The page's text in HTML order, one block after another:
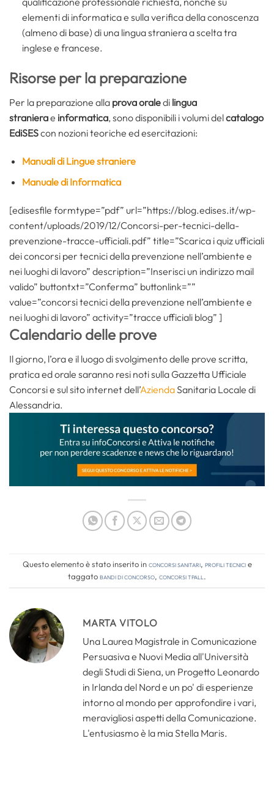
elementi di informatica e sulla verifica della conoscenza
(almeno di base) di una lingua straniera a scelta tra
inglese e francese.
Risorse per la preparazione
Per la preparazione alla prova oraledi lingua
stranierae informatica, sono disponibili i volumi delcatalogo
EdiSEScon nozioni teoriche ed esercitazioni:
Manuali di Lingue straniere
Manuale di Informatica
[edisesfile formtype=”pdf” url=”https://blog.edises.it/wp-
content/uploads/2019/12/Concorsi-per-tecnici-della-
prevenzione-tracce-ufficiali.pdf” title=”Scarica i quiz ufficiali
dei concorsi per tecnici della prevenzione nell’ambiente e
nei luoghi di lavoro” description=”Inserisci un indirizzo mail
valido” buttontxt=”Conferma” buttonlink=””
value=”concorsi tecnici della prevenzione nell’ambiente e
nei luoghi di lavoro” activity=”tracce ufficiali blog” ]
Calendario delle prove
Il giorno, l’ora e il luogo di svolgimento delle prove scritta,
pratica ed orale saranno resi noti sulla Gazzetta Ufficiale
Concorsi e sul sito internet dell’AziendaSanitaria Locale di
Alessandria.
Questo elemento è stato inserito inConcorsi Sanitari, Profili tecnicie
taggatobandi di concorso, concorsi tpall.
MARTA VITOLO
Una Laurea Magistrale in Comunicazione
Persuasiva e Nuovi Media all'Università
degli Studi di Siena, un Progetto Leonardo
in Irlanda del Nord e un po' di esperienze
intorno al mondo per approfondire i vari,
meravigliosi aspetti della Comunicazione.
L'entusiasmo è la mia Stella Maris.